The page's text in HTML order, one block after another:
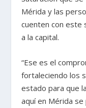
Mérida y las
cuenten con este
a la capital.
“Ese es el
fortaleciendo los
estado para que
aquí en Mérida